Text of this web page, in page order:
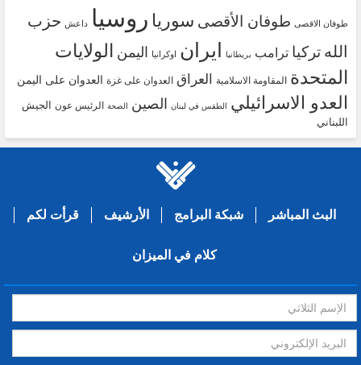
طوفان الاقصى طوفان الأقصى سوريا روسيا داعش حزب
الله تركيا ترامب بريطانيا ايران اوكرانيا اليمن
الولايات
المتحدة
المقاومة الاسلامية العراق العدوان على غزة العدوان على اليمن
العدو الاسرائيلي الطقس في لبنان الصين الصحة الرئيس عون
الجيش
اللبناني
البث المباشر شبكة البرامج الأرشيف قرأت لكم
كلام في الميزان